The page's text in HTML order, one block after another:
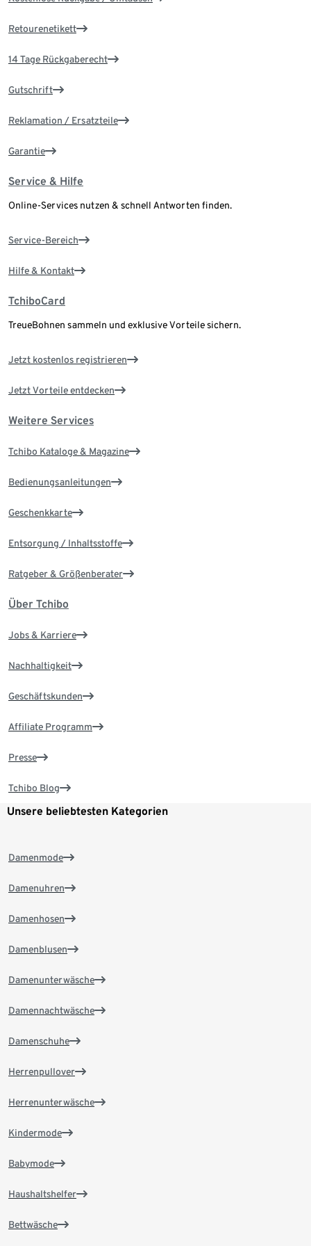
Retourenetikett
14 Tage Rückgaberecht
Gutschrift
Reklamation / Ersatzteile
Garantie
Service & Hilfe
Online-Services nutzen & schnell Antworten finden.
Service-Bereich
Hilfe & Kontakt
TchiboCard
TreueBohnen sammeln und exklusive Vorteile sichern.
Jetzt kostenlos registrieren
Jetzt Vorteile entdecken
Weitere Services
Tchibo Kataloge & Magazine
Bedienungsanleitungen
Geschenkkarte
Entsorgung / Inhaltsstoffe
Ratgeber & Größenberater
Über Tchibo
Jobs & Karriere
Nachhaltigkeit
Geschäftskunden
Affiliate Programm
Presse
Tchibo Blog
Unsere beliebtesten Kategorien
Damenmode
Damenuhren
Damenhosen
Damenblusen
Damenunterwäsche
Damennachtwäsche
Damenschuhe
Herrenpullover
Herrenunterwäsche
Kindermode
Babymode
Haushaltshelfer
Bettwäsche